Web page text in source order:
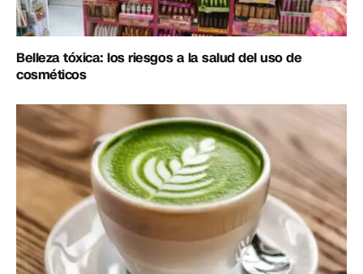
Belleza tóxica: los riesgos a la salud del uso de
cosméticos